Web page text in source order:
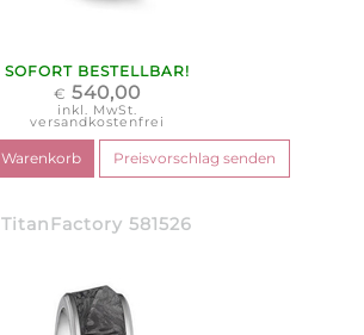
SOFORT BESTELLBAR!
€ 540,00
inkl. MwSt.
versandkostenfrei
TitanFactory 581526